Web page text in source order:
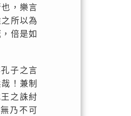
，樂言
所以為
倍是如
子之言
！兼制
之誅紂
乃不可